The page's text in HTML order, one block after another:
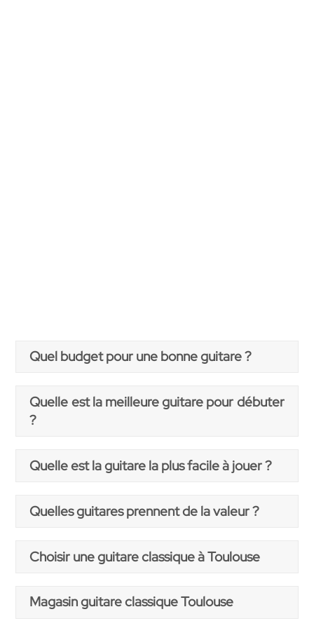
Quel budget pour une bonne guitare ?
Quelle est la meilleure guitare pour débuter
?
Quelle est la guitare la plus facile à jouer ?
Quelles guitares prennent de la valeur ?
Choisir une guitare classique à Toulouse
Magasin guitare classique Toulouse